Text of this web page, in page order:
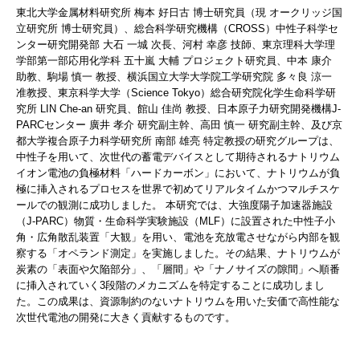
東北大学金属材料研究所 梅本 好日古 博士研究員（現 オークリッジ国
立研究所 博士研究員）、総合科学研究機構（CROSS）中性子科学セ
ンター研究開発部 大石 一城 次長、河村 幸彦 技師、東京理科大学理
学部第一部応用化学科 五十嵐 大輔 プロジェクト研究員、中本 康介
助教、駒場 慎一 教授、横浜国立大学大学院工学研究院 多々良 涼一
准教授、東京科学大学（Science Tokyo）総合研究院化学生命科学研
究所 LIN Che-an 研究員、館山 佳尚 教授、日本原子力研究開発機構J-
PARCセンター 廣井 孝介 研究副主幹、高田 慎一 研究副主幹、及び京
都大学複合原子力科学研究所 南部 雄亮 特定教授の研究グループは、
中性子を用いて、次世代の蓄電デバイスとして期待されるナトリウム
イオン電池の負極材料「ハードカーボン」において、ナトリウムが負
極に挿入されるプロセスを世界で初めてリアルタイムかつマルチスケ
ールでの観測に成功しました。 本研究では、大強度陽子加速器施設
（J-PARC）物質・生命科学実験施設（MLF）に設置された中性子小
角・広角散乱装置「大観」を用い、電池を充放電させながら内部を観
察する「オペランド測定」を実施しました。その結果、ナトリウムが
炭素の「表面や欠陥部分」、「層間」や「ナノサイズの隙間」へ順番
に挿入されていく3段階のメカニズムを特定することに成功しまし
た。この成果は、資源制約のないナトリウムを用いた安価で高性能な
次世代電池の開発に大きく貢献するものです。